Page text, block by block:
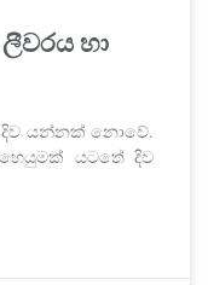
හා
දිව යන්නක් නොවේ.
යටතේ දිව